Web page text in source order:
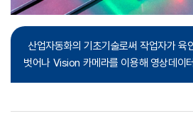
산업자동화의 기초기술로써 작업자가 육
벗어나 Vision 카메라를 이용해 영상데이